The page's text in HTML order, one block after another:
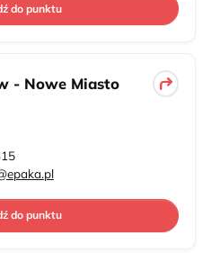
do punktu
- Nowe Miasto
do punktu